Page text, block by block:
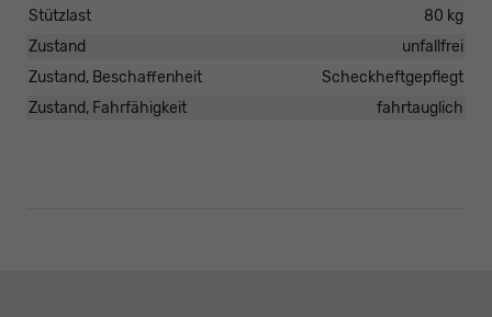
Stützlast
80 kg
Zustand
unfallfrei
Zustand, Beschaffenheit
Scheckheftgepflegt
Zustand, Fahrfähigkeit
fahrtauglich